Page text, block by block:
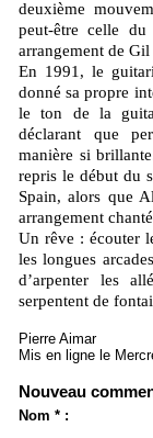
deuxième
peut-être celle
arrangement de Gil
En 1991, le
donné sa propre
le ton de la
déclarant que
manière si
repris le début du
Spain, alors que
arrangement
Un rêve : écouter
les longues
d’arpenter les
serpentent de
Pierre Aimar
Mis en ligne le
Nouveau
Nom * :